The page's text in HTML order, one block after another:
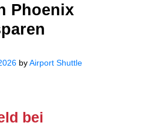
Phoenix
byAirport Shuttle
bei